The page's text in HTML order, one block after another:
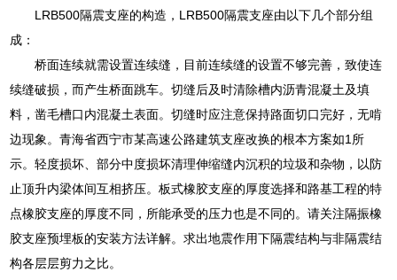
LRB500隔震支座的构造，LRB500隔震支座由以下几个部分组
成：
桥面连续就需设置连续缝，目前连续缝的设置不够完善，致使连
续缝破损，而产生桥面跳车。切缝后及时清除槽内沥青混凝土及填
料，凿毛槽口内混凝土表面。切缝时应注意保持路面切口完好，无啃
边现象。青海省西宁市某高速公路建筑支座改换的根本方案如1所
示。轻度损坏、部分中度损坏清理伸缩缝内沉积的垃圾和杂物，以防
止顶升内梁体间互相挤压。板式橡胶支座的厚度选择和路基工程的特
点橡胶支座的厚度不同，所能承受的压力也是不同的。请关注隔振橡
胶支座预埋板的安装方法详解。求出地震作用下隔震结构与非隔震结
构各层层剪力之比。